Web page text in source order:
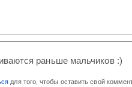
раньше мальчиков :)
для того, чтобы оставить свой